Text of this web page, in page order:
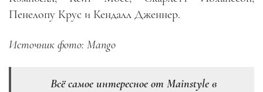
Пенелопу Крус и Кендалл Дженнер.
Источник фото: Mango
Всё самое интересное от Mainstyle в